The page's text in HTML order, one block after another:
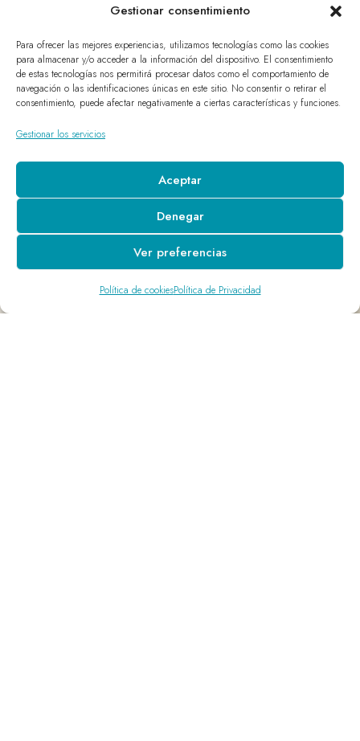
Gestionar consentimiento
Para ofrecer las mejores experiencias, utilizamos tecnologías como las cookies
para almacenar y/o acceder a la información del dispositivo. El consentimiento
de estas tecnologías nos permitirá procesar datos como el comportamiento de
navegación o las identificaciones únicas en este sitio. No consentir o retirar el
consentimiento, puede afectar negativamente a ciertas características y funciones.
Gestionar los servicios
Aceptar
Denegar
Ver preferencias
Política de cookiesPolítica de Privacidad